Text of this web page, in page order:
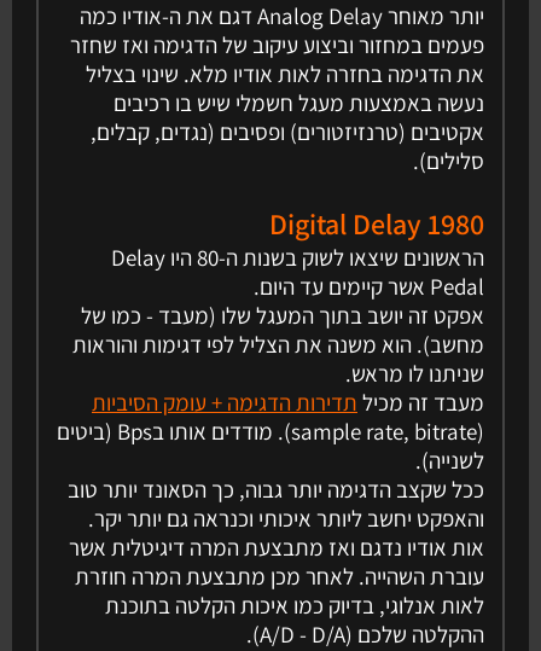
יותר מאוחר Analog Delay דגם את ה-אודיו כמה
פעמים במחזור וביצוע עיקוב של הדגימה ואז שחזר
את הדגימה בחזרה לאות אודיו מלא. שינוי בצליל
נעשה באמצעות מעגל חשמלי שיש בו רכיבים
אקטיבים (טרנזיזטורים) ופסיבים (נגדים, קבלים,
סלילים).
1980 Digital Delay
הראשונים שיצאו לשוק בשנות ה-80 היו Delay
Pedal אשר קיימים עד היום.
אפקט זה יושב בתוך המעגל שלו (מעבד - כמו של
מחשב). הוא משנה את הצליל לפי דגימות והוראות
שניתנו לו מראש.
מעבד זה מכיל תדירות הדגימה + עומק הסיביות
(sample rate, bitrate). מודדים אותו בBps (ביטים
לשנייה).
ככל שקצב הדגימה יותר גבוה, כך הסאונד יותר טוב
והאפקט יחשב ליותר איכותי וכנראה גם יותר יקר.
אות אודיו נדגם ואז מתבצעת המרה דיגיטלית אשר
עוברת השהייה. לאחר מכן מתבצעת המרה חוזרת
לאות אנלוגי, בדיוק כמו איכות הקלטה בתוכנת
ההקלטה שלכם (A/D - D/A).